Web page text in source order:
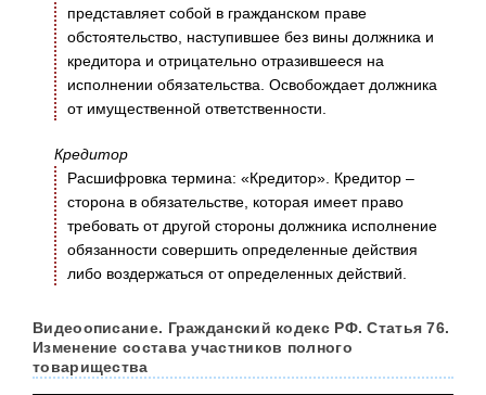
представляет собой в гражданском праве
обстоятельство, наступившее без вины должника и
кредитора и отрицательно отразившееся на
исполнении обязательства. Освобождает должника
от имущественной ответственности.
Кредитор
Расшифровка термина: «Кредитор». Кредитор –
сторона в обязательстве, которая имеет право
требовать от другой стороны должника исполнение
обязанности совершить определенные действия
либо воздержаться от определенных действий.
Видеоописание. Гражданский кодекс РФ. Статья 76.
Изменение состава участников полного
товарищества